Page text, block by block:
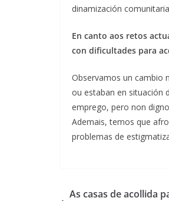
dinamización
En canto aos retos
con dificultades para
Observamos un cambio
ou estaban en situación
emprego, pero non
Ademais, temos que
problemas de
As casas de acollida